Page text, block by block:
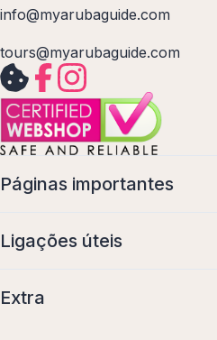
info@myarubaguide.com
tours@myarubaguide.com
Páginas importantes
Ligações úteis
Extra